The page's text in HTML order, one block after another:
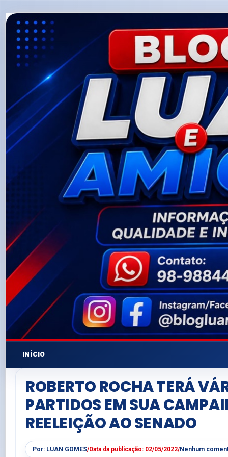
INÍCIO
ROBERTO ROCHA TERÁ
PARTIDOS EM SUA
REELEIÇÃO AO SENADO
Por: LUAN GOMES/Data da publicação: 02/05/2022/Nenhum